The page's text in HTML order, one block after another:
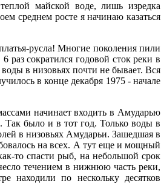
майской воде, лишь изредка
среднем росте я начинаю казаться
русла! Многие поколения пили
сократился годовой сток реки в
в низовьях почти не бывает. Вся
в конце декабря 1975 - начале
начинает входить в Амударью
Так было и в тот год. Только воды в
в низовьях Амударьи. Зашедшая в
на всех. А тут еще и мощный
то спасти рыб, на небольшой срок
течением в нижнюю часть реки,
находили по нескольку десятков